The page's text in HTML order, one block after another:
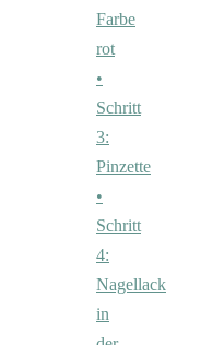
Farbe
rot
•
Schritt
3:
Pinzette
•
Schritt
4:
Nagellack
in